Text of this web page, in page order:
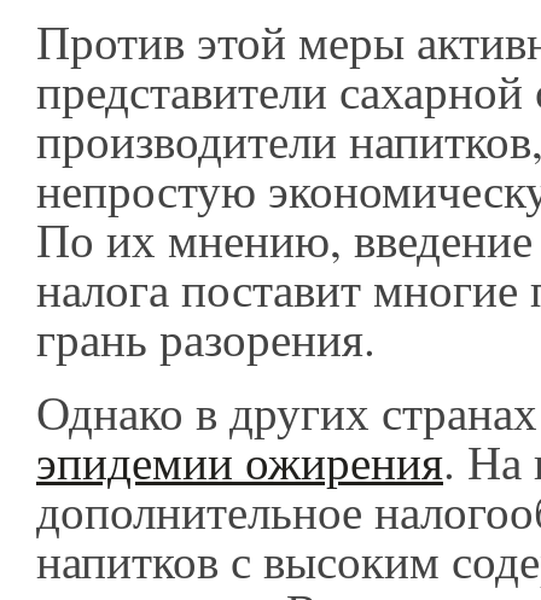
Против этой меры
представители
производители
непростую
По их мнению,
налога поставит
грань разорения.
Однако в других
эпидемии ожирения. На
дополнительное
напитков с высоким